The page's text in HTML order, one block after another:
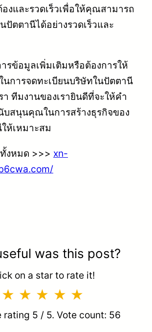
งและรวดเร็วเพื่อให้คุณสามารถ
ปัตตานีได้อย่างรวดเร็วและ
รข้อมูลเพิ่มเติมหรือต้องการให้
นการจดทะเบียนบริษัทในปัตตานี
ทีมงานของเรายินดีที่จะให้คำ
บสนุนคุณในการสร้างธุรกิจของ
ห้เหมาะสม
งหมด >>> xn-
was this post?
on a star to rate it!
rating 5 / 5. Vote count: 56